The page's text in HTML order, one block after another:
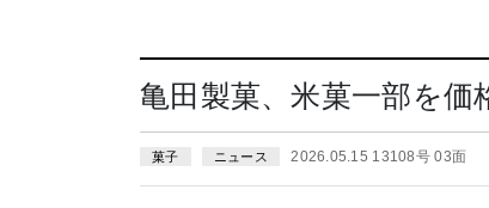
亀田製菓、米菓一部を
菓子 ニュース 2026.05.15 13108号 03面